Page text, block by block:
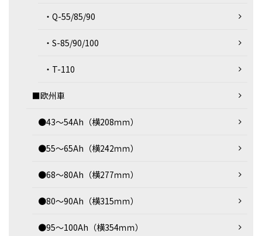
・Q-55/85/90
・S-85/90/100
・T-110
■欧州車
●43～54Ah（横208ｍｍ）
●55～65Ah（横242ｍｍ）
●68～80Ah（横277ｍｍ）
●80～90Ah（横315ｍｍ）
●95～100Ah（横354ｍｍ）